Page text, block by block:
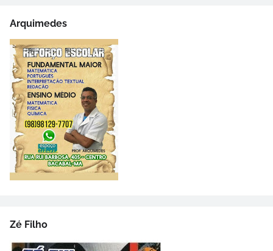
Arquimedes
Zé Filho